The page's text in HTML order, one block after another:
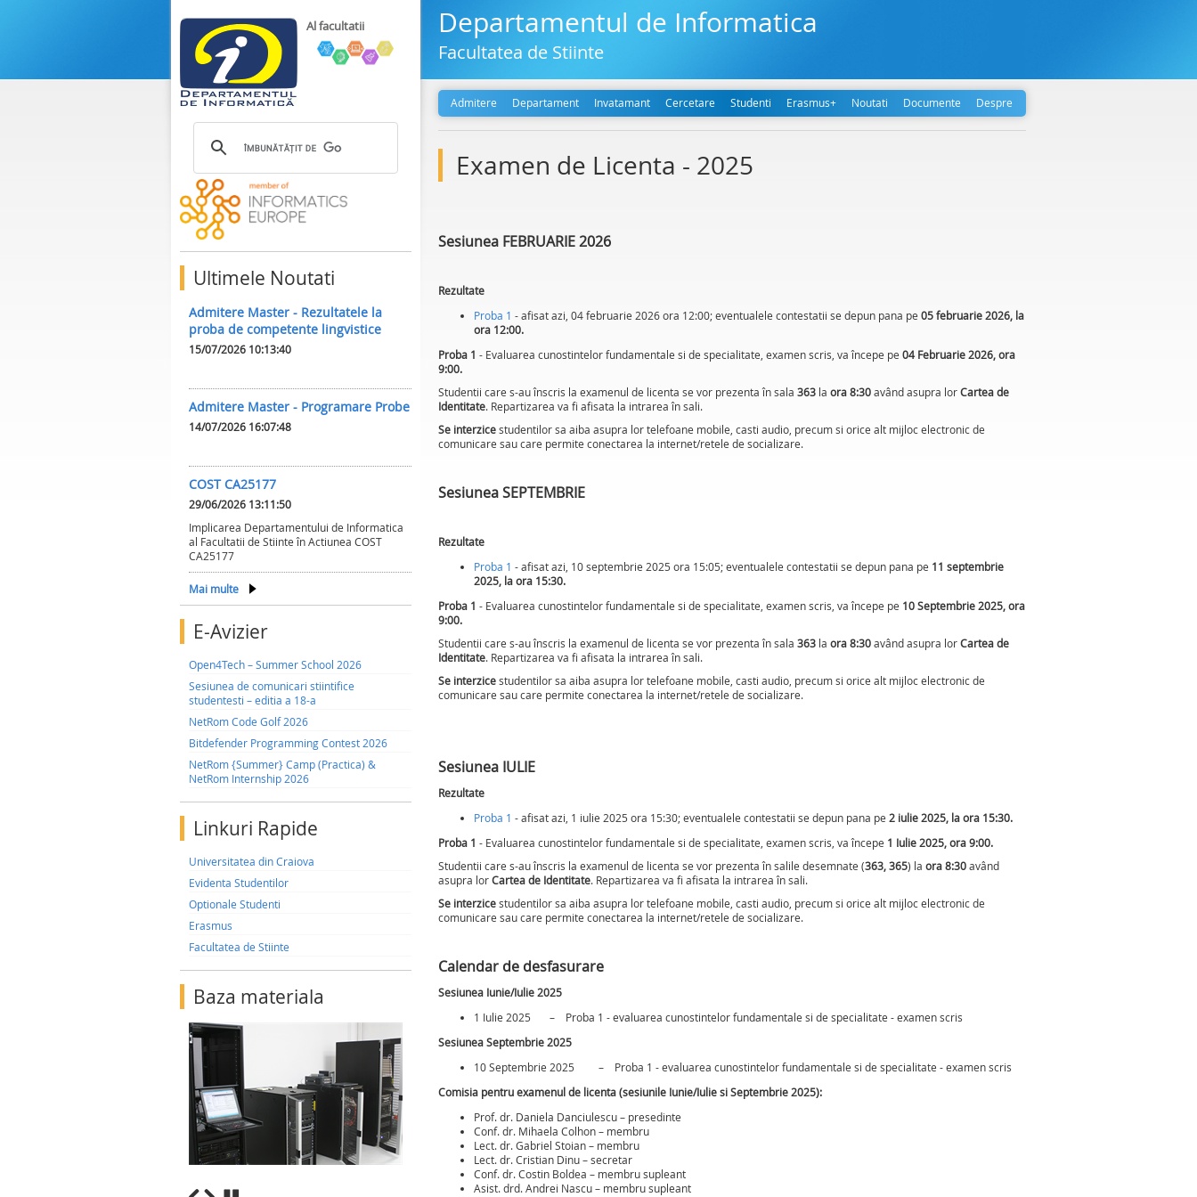
Al facultatii
Ultimele Noutati
Admitere Master - Rezultatele la
proba de competente lingvistice
15/07/2026 10:13:40
Admitere Master - Programare Probe
14/07/2026 16:07:48
COST CA25177
29/06/2026 13:11:50
Implicarea Departamentului de Informatica
al Facultatii de Stiinte în Actiunea COST
CA25177
Mai multe
E-Avizier
Open4Tech – Summer School 2026
Sesiunea de comunicari stiintifice
studentesti – editia a 18-a
NetRom Code Golf 2026
Bitdefender Programming Contest 2026
NetRom {Summer} Camp (Practica) &
NetRom Internship 2026
Linkuri Rapide
Universitatea din Craiova
Evidenta Studentilor
Optionale Studenti
Erasmus
Facultatea de Stiinte
Baza materiala
Departamentul de Informatica
Facultatea de Stiinte
Admitere Departament Invatamant Cercetare Studenti Erasmus+ Noutati Documente Despre
Examen de Licenta - 2025
Sesiunea FEBRUARIE 2026
Rezultate
Proba 1 - afisat azi, 04 februarie 2026 ora 12:00; eventualele contestatii se depun pana pe 05 februarie 2026, la
ora 12:00.
Proba 1 - Evaluarea cunostintelor fundamentale si de specialitate, examen scris, va începe pe 04 Februarie 2026, ora
9:00.
Studentii care s-au înscris la examenul de licenta se vor prezenta în sala 363 la ora 8:30având asupra lorCartea de
Identitate. Repartizarea va fi afisata la intrarea în sali.
Se interzicestudentilor sa aiba asupra lor telefoane mobile, casti audio, precum si orice alt mijloc electronic de
comunicare sau care permite conectarea la internet/retele de socializare.
Sesiunea SEPTEMBRIE
Rezultate
Proba 1 - afisat azi, 10 septembrie 2025 ora 15:05; eventualele contestatii se depun pana pe 11 septembrie
2025, la ora 15:30.
Proba 1 - Evaluarea cunostintelor fundamentale si de specialitate, examen scris, va începe pe 10 Septembrie 2025, ora
9:00.
Studentii care s-au înscris la examenul de licenta se vor prezenta în sala 363 la ora 8:30având asupra lorCartea de
Identitate. Repartizarea va fi afisata la intrarea în sali.
Se interzicestudentilor sa aiba asupra lor telefoane mobile, casti audio, precum si orice alt mijloc electronic de
comunicare sau care permite conectarea la internet/retele de socializare.
Sesiunea IULIE
Rezultate
Proba 1 - afisat azi, 1 iulie 2025 ora 15:30; eventualele contestatii se depun pana pe 2 iulie 2025, la ora 15:30.
Proba 1 - Evaluarea cunostintelor fundamentale si de specialitate, examen scris, va începe 1 Iulie 2025, ora 9:00.
Studentii care s-au înscris la examenul de licenta se vor prezenta în salile desemnate (363, 365) la ora 8:30având
asupra lorCartea de Identitate. Repartizarea va fi afisata la intrarea în sali.
Se interzicestudentilor sa aiba asupra lor telefoane mobile, casti audio, precum si orice alt mijloc electronic de
comunicare sau care permite conectarea la internet/retele de socializare.
Calendar de desfasurare
Sesiunea Iunie/Iulie 2025
1 Iulie 2025 – Proba 1 - evaluarea cunostintelor fundamentale si de specialitate - examen scris
Sesiunea Septembrie 2025
10 Septembrie 2025 – Proba 1 - evaluarea cunostintelor fundamentale si de specialitate - examen scris
Comisia pentru examenul de licenta (sesiunile Iunie/Iulie si Septembrie 2025):
Prof. dr. Daniela Danciulescu – presedinte
Conf. dr. Mihaela Colhon – membru
Lect. dr. Gabriel Stoian – membru
Lect. dr. Cristian Dinu – secretar
Conf. dr. Costin Boldea – membru supleant
Asist. drd. Andrei Nascu – membru supleant